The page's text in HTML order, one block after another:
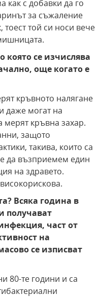
как с добавки да го
за съжаление
тоест той си носи вече
която се изчислява
още когато е
кръвното налягане
даже могат на
мерят кръвна захар.
защото
такива, които са
да възприемем един
на здравето.
Всяка година в
получават
част от
на
се изписват
80-те години и са